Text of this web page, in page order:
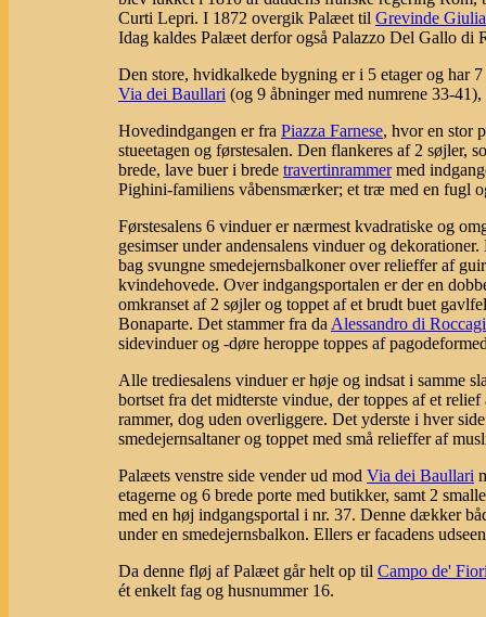
Curti Lepri. I 1872 overgik Palæet til Grevinde
Idag kaldes Palæet derfor også Palazzo Del Gallo di
Den store, hvidkalkede bygning er i 5 etager og har
Via dei Baullari (og 9 åbninger med numrene 33-
Hovedindgangen er fra Piazza Farnese, hvor en stor
stueetagen og førstesalen. Den flankeres af 2 søjler,
brede, lave buer i brede travertinrammermed
Pighini-familiens våbensmærker; et træ med en fugl
Førstesalens 6 vinduer er nærmest kvadratiske og
gesimser under andensalens vinduer og
bag svungne smedejernsbalkoner over relieffer af
kvindehovede. Over indgangsportalen er der en
omkranset af 2 søjler og toppet af et brudt buet
Bonaparte. Det stammer fra da Alessandro di
sidevinduer og -døre heroppe toppes af
Alle trediesalens vinduer er høje og indsat i samme
bortset fra det midterste vindue, der toppes af et
rammer, dog uden overliggere. Det yderste i hver
smedejernsaltaner og toppet med små relieffer af
Palæets venstre side vender ud mod Via dei Baullari
etagerne og 6 brede porte med butikker, samt 2
med en høj indgangsportal i nr. 37. Denne dækker
under en smedejernsbalkon. Ellers er facadens
Da denne fløj af Palæet går helt op til Campo de'
ét enkelt fag og husnummer 16.